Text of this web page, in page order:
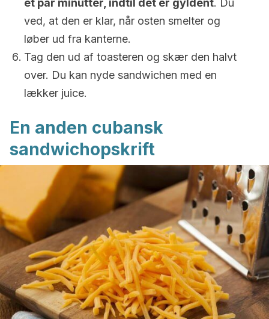
et par minutter, indtil det er gyldent. Du
ved, at den er klar, når osten smelter og
løber ud fra kanterne.
Tag den ud af toasteren og skær den halvt
over. Du kan nyde sandwichen med en
lækker juice.
En anden cubansk
sandwichopskrift